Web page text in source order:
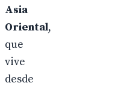
Asia
Oriental,
que
vive
desde